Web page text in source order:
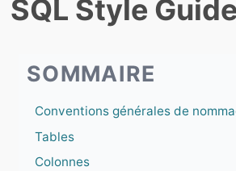
SQL Style Guide
SOMMAIRE
Conventions générales de
Tables
Colonnes